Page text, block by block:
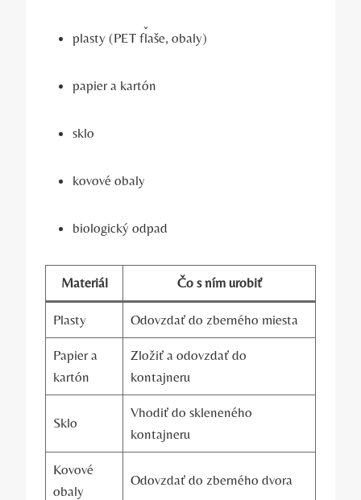
plasty (PET fľaše, obaly)
papier a kartón
sklo
kovové obaly
biologický odpad
Materiál Čo s ním urobiť
Plasty Odovzdať do zberného miesta
Papier a
kartón
Zložiť a odovzdať do
kontajneru
Sklo
Vhodiť do skleneného
kontajneru
Kovové
obaly
Odovzdať do zberného dvora